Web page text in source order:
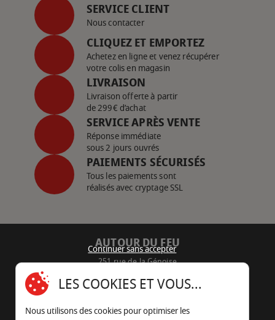
SERVICE CLIENT
Nous contacter
CLIQUEZ ET EMPORTEZ
Achetez en ligne et venez récupérer
votre colis en magasin
LIVRAISON
Livraison offerte à partir
de 299€ d’achat
SERVICE APRÈS VENTE
Réponse immédiate
sous 2 jours ouvrés
PAIEMENTS SÉCURISÉS
Tous les paiements sont
réalisés avec cryptage SSL
AUTOUR DU FEU
251 rue de la Génoise
05 45 22 98 09
Nous envoyer un e-mail
Continuer sans accepter
LES COOKIES ET VOUS...
Nous utilisons des cookies pour optimiser les